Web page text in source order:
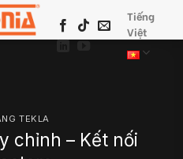
Tiếng
Việt
TEKLA
chỉnh – Kết nối